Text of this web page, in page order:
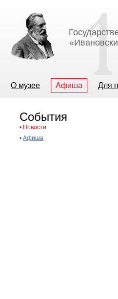
О музее Афиша Для
События
• Новости
• Афиша